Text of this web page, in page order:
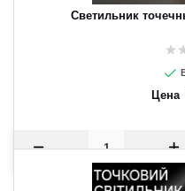
Светильник
Цена